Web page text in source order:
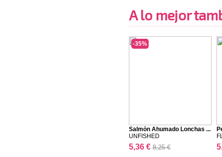
A lo mejor
Salmón Ahumado Lonchas ...
UNFISHED
5,36 € 8,25 €
-35%